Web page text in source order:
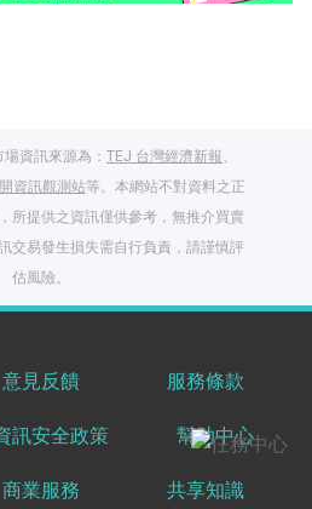
資訊來源為： TEJ 台灣經濟新報、
資訊觀測站等。本網站不對資料之正
所提供之資訊僅供參考，無推介買賣
交易發生損失需自行負責，請謹慎評
估風險。
意見反饋 服務條款
訊安全政策 幫助中心
商業服務 共享知識
出國就缺這咖？股